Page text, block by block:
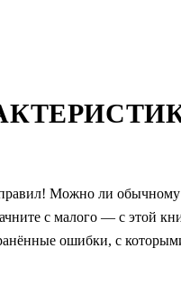
Можно ли обычному
с малого — с этой
ошибки, с